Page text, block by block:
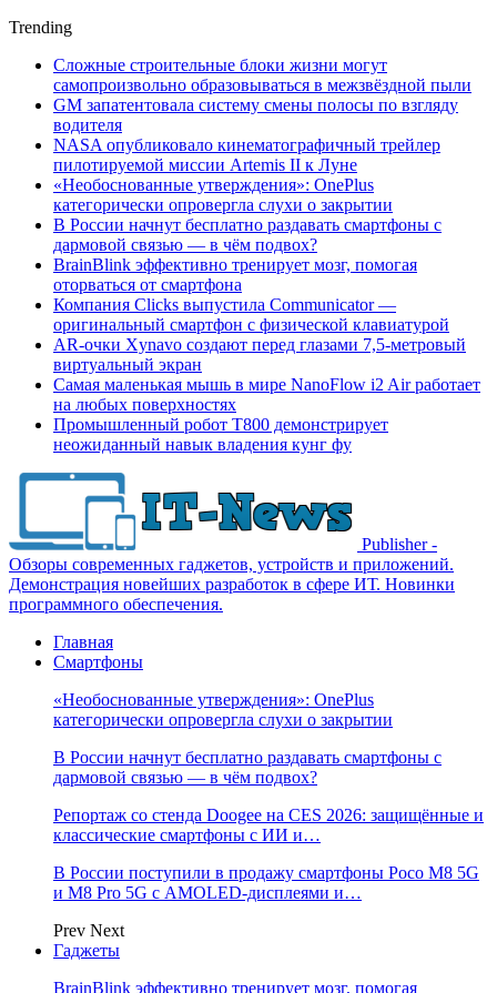
Trending
Сложные строительные блоки жизни могут
самопроизвольно образовываться в межзвёздной пыли
GM запатентовала систему смены полосы по взгляду
водителя
NASA опубликовало кинематографичный трейлер
пилотируемой миссии Artemis II к Луне
«Необоснованные утверждения»: OnePlus
категорически опровергла слухи о закрытии
В России начнут бесплатно раздавать смартфоны с
дармовой связью — в чём подвох?
BrainBlink эффективно тренирует мозг, помогая
оторваться от смартфона
Компания Clicks выпустила Communicator —
оригинальный смартфон с физической клавиатурой
AR-очки Xynavo создают перед глазами 7,5-метровый
виртуальный экран
Самая маленькая мышь в мире NanoFlow i2 Air работает
на любых поверхностях
Промышленный робот Т800 демонстрирует
неожиданный навык владения кунг фу
Publisher -
Обзоры современных гаджетов, устройств и приложений.
Демонстрация новейших разработок в сфере ИТ. Новинки
программного обеспечения.
Главная
Смартфоны
«Необоснованные утверждения»: OnePlus
категорически опровергла слухи о закрытии
В России начнут бесплатно раздавать смартфоны с
дармовой связью — в чём подвох?
Репортаж со стенда Doogee на CES 2026: защищённые и
классические смартфоны с ИИ и…
В России поступили в продажу смартфоны Poco M8 5G
и M8 Pro 5G с AMOLED-дисплеями и…
Prev Next
Гаджеты
BrainBlink эффективно тренирует мозг, помогая